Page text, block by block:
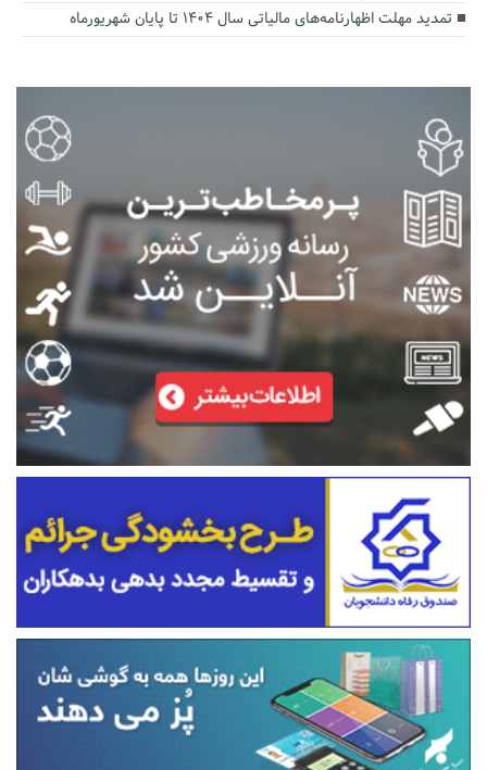
تمدید مهلت اظهارنامه‌های مالیاتی سال ۱۴۰۴ تا پایان شهریورماه